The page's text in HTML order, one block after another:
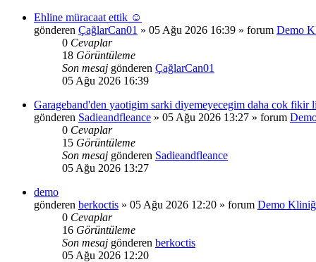
Ehline müracaat ettik ☺️
gönderen ÇağlarCan01 » 05 Ağu 2026 16:39 » forum Demo
0 Cevaplar
18 Görüntüleme
Son mesaj gönderen ÇağlarCan01
05 Ağu 2026 16:39
Garageband'den yaotigim sarki diyemeyecegim daha cok fikir
gönderen Sadieandfleance » 05 Ağu 2026 13:27 » forum
0 Cevaplar
15 Görüntüleme
Son mesaj gönderen Sadieandfleance
05 Ağu 2026 13:27
demo
gönderen berkoctis » 05 Ağu 2026 12:20 » forum Demo
0 Cevaplar
16 Görüntüleme
Son mesaj gönderen berkoctis
05 Ağu 2026 12:20